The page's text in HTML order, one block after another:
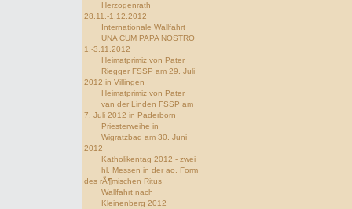
Herzogenrath
28.11.-1.12.2012
Internationale Wallfahrt
UNA CUM PAPA NOSTRO
1.-3.11.2012
Heimatprimiz von Pater
Riegger FSSP am 29. Juli
2012 in Villingen
Heimatprimiz von Pater
van der Linden FSSP am
7. Juli 2012 in Paderborn
Priesterweihe in
Wigratzbad am 30. Juni
2012
Katholikentag 2012 - zwei
hl. Messen in der ao. Form
des rÃ¶mischen Ritus
Wallfahrt nach
Kleinenberg 2012